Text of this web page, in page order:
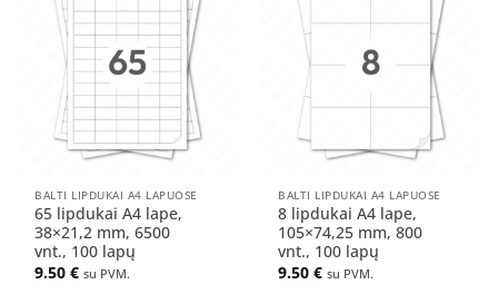
Pridėti
į norų
sąrašą
BALTI LIPDUKAI A4 LAPUOSE
65 lipdukai A4 lape,
38×21,2 mm, 6500
vnt., 100 lapų
9.50€ su PVM.
Pridėti
į norų
sąrašą
BALTI LIPDUKAI A4 LAPUOSE
8 lipdukai A4 lape,
105×74,25 mm, 800
vnt., 100 lapų
9.50€ su PVM.